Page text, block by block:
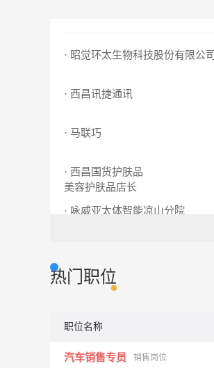
· 昭觉环太生物科技股份有限公司
· 西昌讯捷通讯
· 马联巧
· 西昌国货护肤品
美容护肤品店长
· 咏威亚太体智能凉山分院
热门职位
职位名称
汽车销售专员 销售岗位